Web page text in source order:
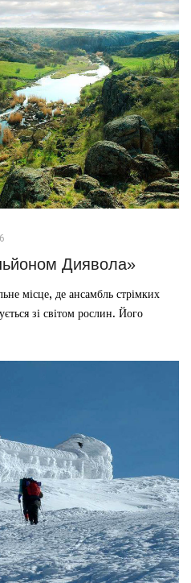
Диявола»
місце, де ансамбль стрімких
зі світом рослин. Його